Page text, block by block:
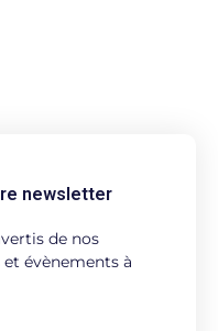
newsletter
de nos
évènements à